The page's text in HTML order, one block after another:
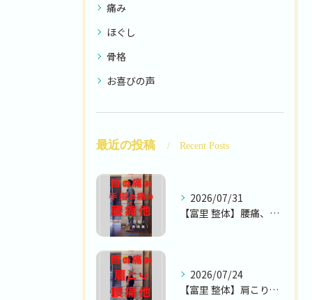
痛み
ほぐし
骨格
お喜びの声
最近の投稿 Recent Posts
2026/07/31
【富里 整体】腰痛、首の痛み、手指の痛み 他/70代男性/パ...
2026/07/24
【富里 整体】肩こり、腰痛、首の痛み 他/30代女性/サービ...